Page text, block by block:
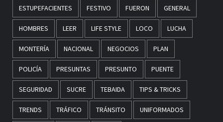
ESTUPEFACIENTES FESTIVO FUERON GENERAL
HOMBRES LEER LIFE STYLE LOCO LUCHA
MONTERÍA NACIONAL NEGOCIOS PLAN
POLICÍA PRESUNTAS PRESUNTO PUENTE
SEGURIDAD SUCRE TEBAIDA TIPS & TRICKS
TRENDS TRÁFICO TRÁNSITO UNIFORMADOS